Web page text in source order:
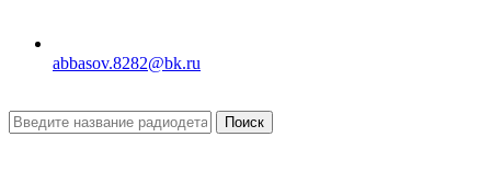
abbasov.8282@bk.ru
Поиск